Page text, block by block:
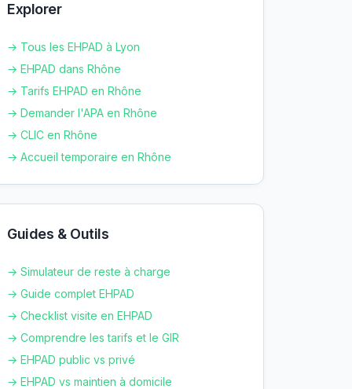
Explorer
→ Tous les EHPAD à Lyon
→ EHPAD dans Rhône
→ Tarifs EHPAD en Rhône
→ Demander l'APA en Rhône
→ CLIC en Rhône
→ Accueil temporaire en Rhône
Guides & Outils
→ Simulateur de reste à charge
→ Guide complet EHPAD
→ Checklist visite en EHPAD
→ Comprendre les tarifs et le GIR
→ EHPAD public vs privé
→ EHPAD vs maintien à domicile